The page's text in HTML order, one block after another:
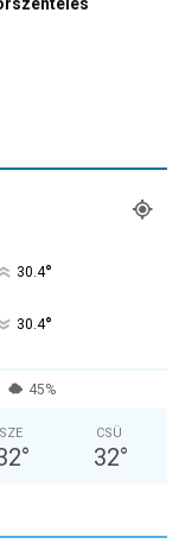
30.4°
30.4°
45%
SZE
°
CSÜ
32°